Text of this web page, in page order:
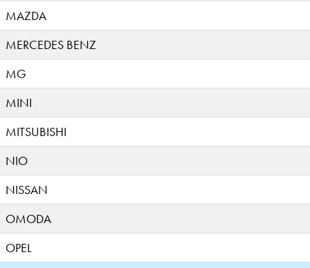
MAZDA
MERCEDES BENZ
MG
MINI
MITSUBISHI
NIO
NISSAN
OMODA
OPEL